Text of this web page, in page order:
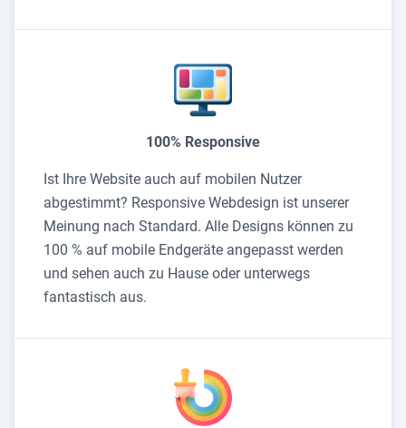
100% Responsive
Ist Ihre Website auch auf mobilen Nutzer
abgestimmt? Responsive Webdesign ist unserer
Meinung nach Standard. Alle Designs können zu
100 % auf mobile Endgeräte angepasst werden
und sehen auch zu Hause oder unterwegs
fantastisch aus.